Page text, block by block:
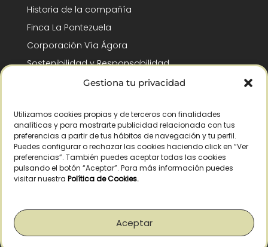
Gestiona tu privacidad
Utilizamos cookies propias y de terceros con finalidades
analíticas y para mostrarte publicidad relacionada con tus
preferencias a partir de tus hábitos de navegación y tu perfil.
Puedes configurar o rechazar las cookies haciendo click en “Ver
preferencias”. También puedes aceptar todas las cookies
pulsando el botón “Aceptar”. Para más información puedes
visitar nuestra Política de Cookies.
Aceptar
Historia de la compañía
Finca La Pontezuela
Corporación Vía Ágora
Sostenibilidad y Responsabilidad
RSC y Fundación Gómez-Pintado
Reconocimientos
|Aviso legal|Política de privacidad|Política de cookies|Derecho de
desistimiento